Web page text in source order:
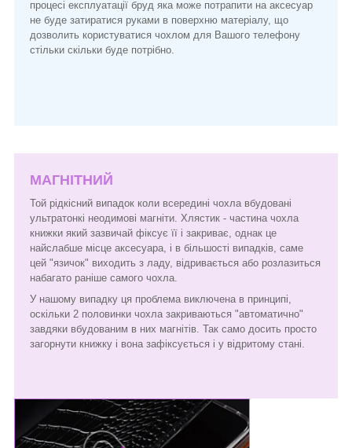
процесі експлуатації бруд яка може потрапити на аксесуар
не буде затиратися руками в поверхню матеріалу, що
дозволить користуватися чохлом для Вашого телефону
стільки скільки буде потрібно.
МАГНІТНИЙ
Той рідкісний випадок коли всередині чохла вбудовані
ультратонкі неодимові магніти. Хлястик - частина чохла
книжки який зазвичай фіксує її і закриває, однак це
найслабше місце аксесуара, і в більшості випадків, саме
цей "язичок" виходить з ладу, відривається або розлазиться
набагато раніше самого чохла.
У нашому випадку ця проблема виключена в принципі,
оскільки 2 половинки чохла закриваються "автоматично"
завдяки вбудованим в них магнітів. Так само досить просто
загорнути книжку і вона зафіксується і у відритому стані.